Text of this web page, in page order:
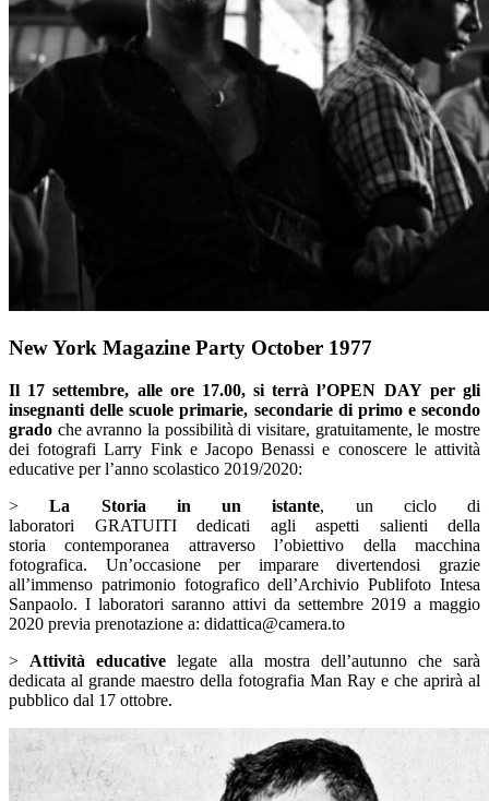
New York Magazine Party October 1977
Il 17 settembre, alle ore 17.00, si terrà l’OPEN DAY per gli
insegnanti delle scuole primarie, secondarie di primo e secondo
grado che avranno la possibilità di visitare, gratuitamente, le mostre
dei fotografi Larry Fink e Jacopo Benassi e conoscere le attività
educative per l’anno scolastico 2019/2020:
>La Storia in un istante, un ciclo di
laboratori GRATUITI dedicati agli aspetti salienti della
storia contemporanea attraverso l’obiettivo della macchina
fotografica. Un’occasione per imparare divertendosi grazie
all’immenso patrimonio fotografico dell’Archivio Publifoto Intesa
Sanpaolo. I laboratori saranno attivi da settembre 2019 a maggio
2020 previa prenotazione a: didattica@camera.to
> Attività educative legate alla mostra dell’autunno che sarà
dedicata al grande maestro della fotografia Man Ray e che aprirà al
pubblico dal 17 ottobre.